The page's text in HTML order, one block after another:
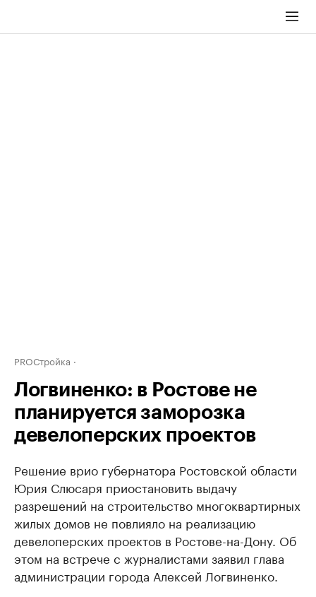
PROСтройка
Логвиненко: в Ростове не
планируется заморозка
девелоперских проектов
Решение врио губернатора Ростовской области
Юрия Слюсаря приостановить выдачу
разрешений на строительство многоквартирных
жилых домов не повлияло на реализацию
девелоперских проектов в Ростове-на-Дону. Об
этом на встрече с журналистами заявил глава
администрации города Алексей Логвиненко.